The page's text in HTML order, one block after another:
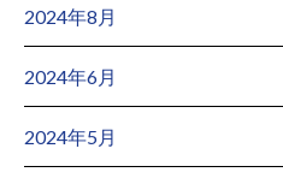
2024年8月
2024年6月
2024年5月